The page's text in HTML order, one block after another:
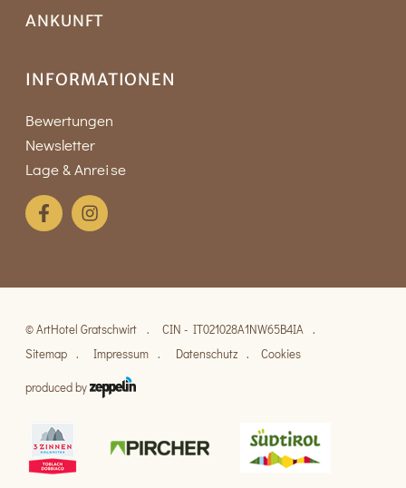
ANKUNFT
INFORMATIONEN
Bewertungen
Newsletter
Lage & Anreise
©ArtHotel Gratschwirt
CIN - IT021028A1NW65B4IA
Sitemap
Impressum Datenschutz Cookies
produced by